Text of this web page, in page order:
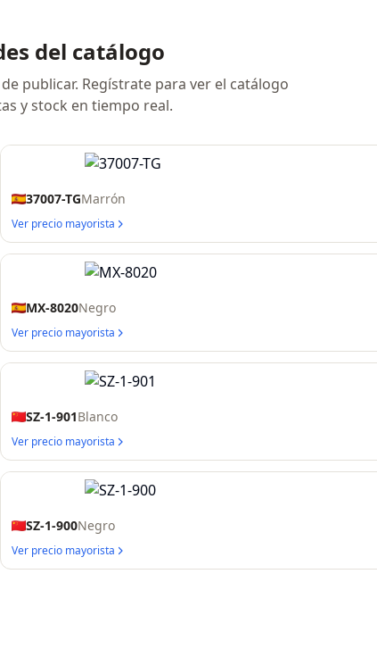
del catálogo
publicar. Regístrate para ver el catálogo
y stock en tiempo real.
37007-TGMarrón
Ver precio mayorista
MX-8020Negro
Ver precio mayorista
SZ-1-901Blanco
Ver precio mayorista
SZ-1-900Negro
Ver precio mayorista